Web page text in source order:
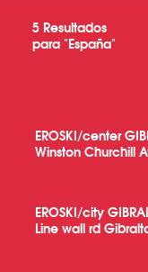
5Resultados
para "España"
EROSKI/center
Winston Churchill
EROSKI/city
Line wall rd